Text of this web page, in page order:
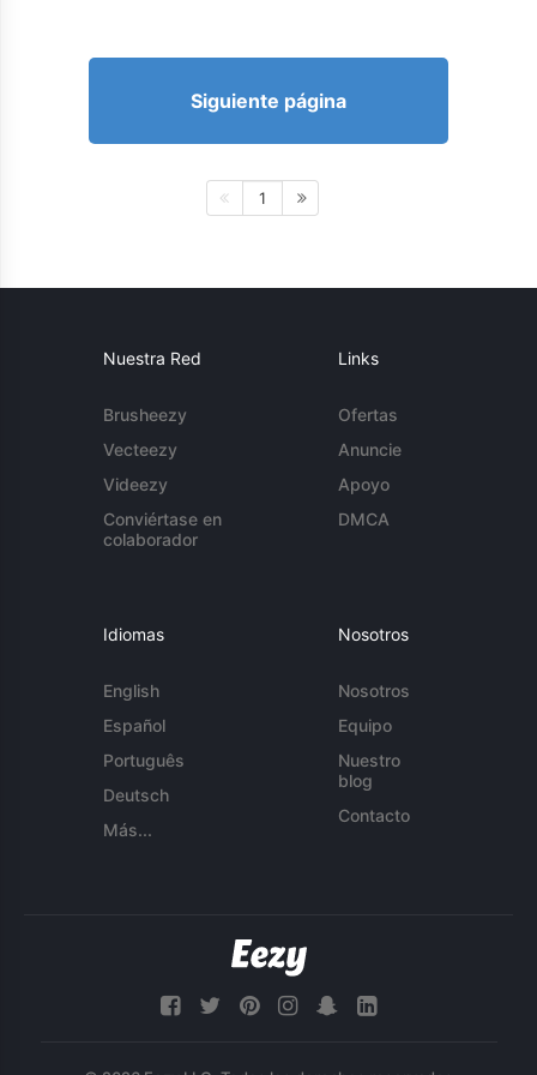
Siguiente página
1
Nuestra Red
Brusheezy
Vecteezy
Videezy
Conviértase en
colaborador
Links
Ofertas
Anuncie
Apoyo
DMCA
Idiomas
English
Español
Português
Deutsch
Más...
Nosotros
Nosotros
Equipo
Nuestro
blog
Contacto